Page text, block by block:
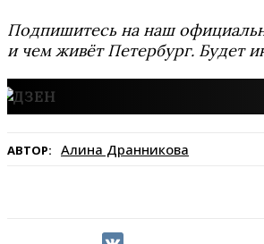
Подпишитесь на наш
и чем живёт Петербург. Будет
АВТОР: Алина Дранникова